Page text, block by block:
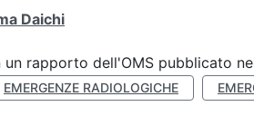
Daichi
rapporto dell'OMS pubblicato
EMERGENZE RADIOLOGICHE